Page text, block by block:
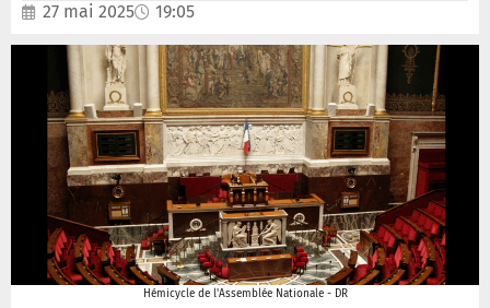
27 mai 2025 19:05
Hémicycle de l'Assemblée Nationale - DR